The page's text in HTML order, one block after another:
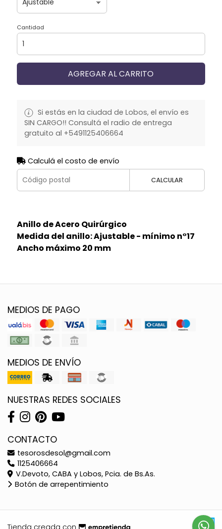
Cantidad
AGREGAR AL CARRITO
Si estás en la ciudad de Lobos, el envío es
SIN CARGO!! Consultá el radio de entrega
gratuito al +5491125406664
Calculá el costo de envío
CALCULAR
Anillo de Acero Quirúrgico
Medida del anillo: Ajustable - mínimo n°17
Ancho máximo 20 mm
MEDIOS DE PAGO
MEDIOS DE ENVÍO
NUESTRAS REDES SOCIALES
CONTACTO
tesorosdesol@gmail.com
1125406664
V.Devoto, CABA y Lobos, Pcia. de Bs.As.
Botón de arrepentimiento